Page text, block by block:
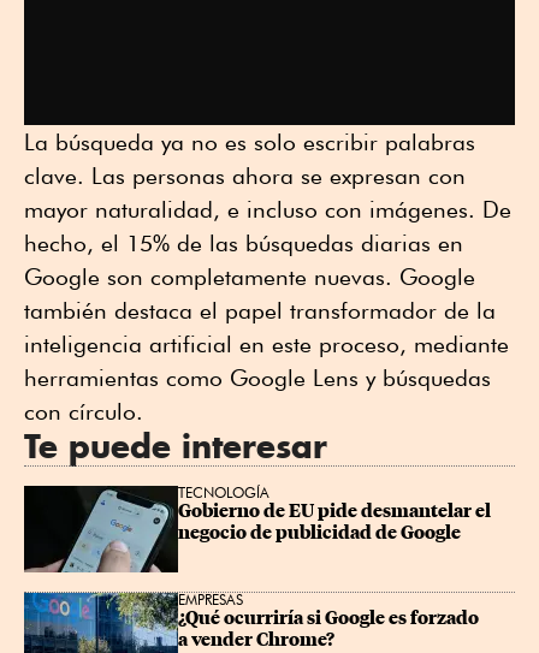
La búsqueda ya no es solo escribir palabras
clave. Las personas ahora se expresan con
mayor naturalidad, e incluso con imágenes. De
hecho, el 15% de las búsquedas diarias en
Google son completamente nuevas. Google
también destaca el papel transformador de la
inteligencia artificial en este proceso, mediante
herramientas como Google Lens y búsquedas
con círculo.
Te puede interesar
TECNOLOGÍA
Gobierno de EU pide desmantelar el
negocio de publicidad de Google
EMPRESAS
¿Qué ocurriría si Google es forzado
a vender Chrome?